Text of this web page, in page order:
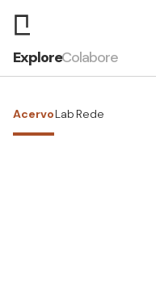
ExploreColabore
AcervoLab Rede